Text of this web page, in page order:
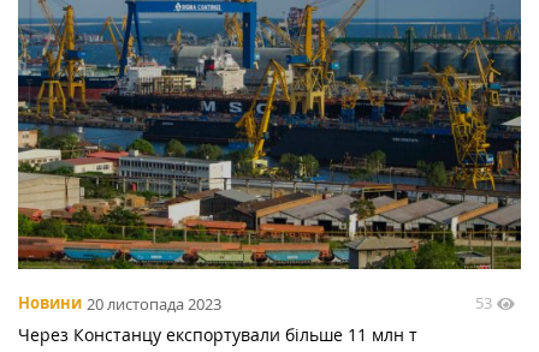
Новини 20 листопада 2023 53
Через Констанцу експортували більше 11 млн т